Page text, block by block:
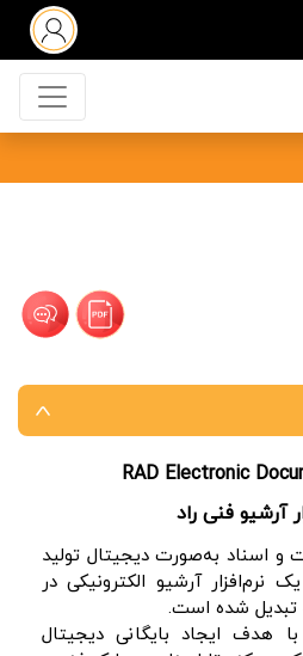
RAD Electronic
آرشیو فنی راد
و اسناد به‌صورت دیجیتال تولید
نرم‌افزار آرشیو الکترونیکی در
شده است.
با هدف ایجاد بایگانی دیجیتال